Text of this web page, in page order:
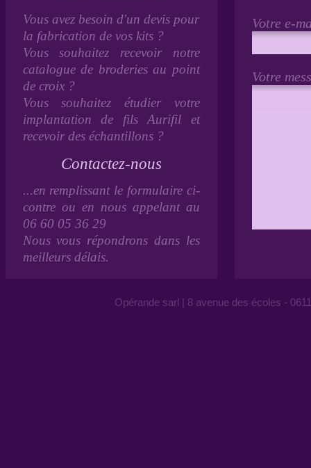
Vous avez besoin d'un devis pour
la fabrication de vos kits ?
Vous souhaitez recevoir notre
catalogue de broderies au point
de croix ?
Vous souhaitez étudier votre
implantation de fils Aurifil et
recevoir des échantillons ?
Contactez-nous
...en remplissant le formulaire ci-
contre ou en nous appelant au
06 60 05 36 29
Nous vous répondrons dans les
meilleurs délais.
Votre e-
Votre
Opérande sarl | 8 avenue des écoles -